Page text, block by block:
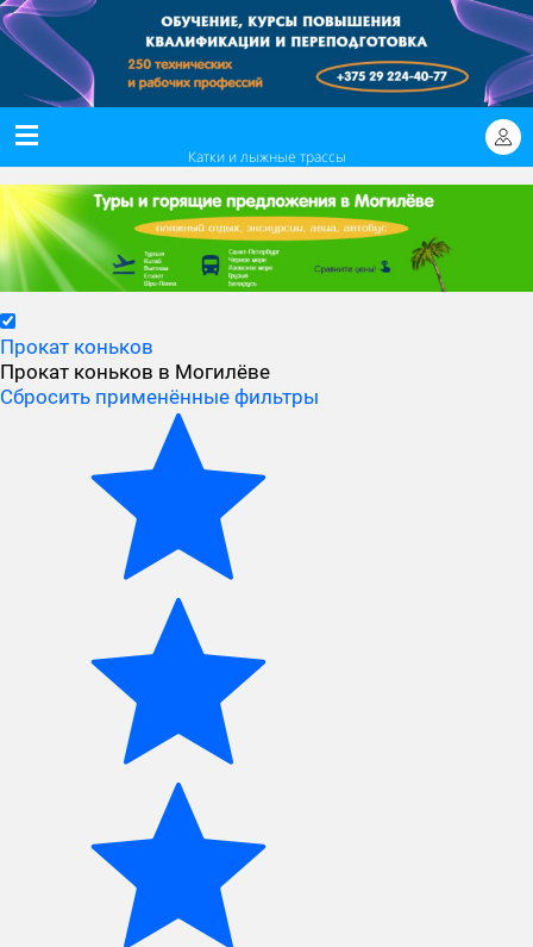
Катки и лыжные трассы
Прокат коньков
Прокат коньков в Могилёве
Сбросить применённые фильтры